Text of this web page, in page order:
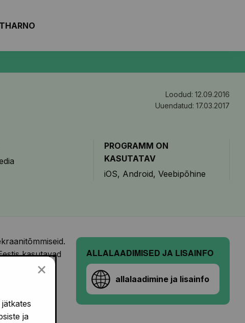
HARNO
Loodud: 12.09.2016
Uuendatud: 17.03.2017
PROGRAMM ON
KASUTATAV
iOS Android Veebipõhine
ALLALAADIMISED JA LISAINFO
allalaadimine ja lisainfo
kasutavad
ja
×